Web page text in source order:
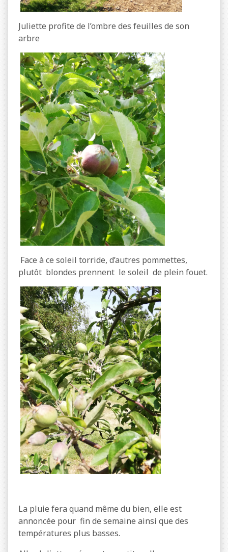
Juliette profite de l’ombre des feuilles de son
arbre
Face à ce soleil torride, d’autres pommettes,
plutôt blondes prennent le soleil de plein fouet.
La pluie fera quand même du bien, elle est
annoncée pour fin de semaine ainsi que des
températures plus basses.